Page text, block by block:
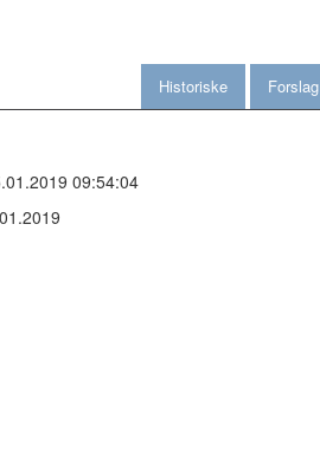
Forslag
Historiske
09:54:04